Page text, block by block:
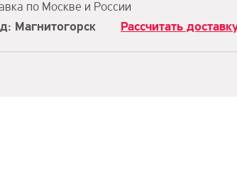
по Москве и России
Магнитогорск
Рассчитать